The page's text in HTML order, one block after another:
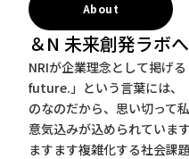
About
＆N 未来創発ラボ
NRIが企業理念として掲げ
future.」という言葉には、
のなのだから、思い切って
意気込みが込められています
ますます複雑化する社会課